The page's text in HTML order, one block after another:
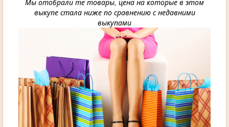
Мы отобрали те товары, цена на которые в этом
выкупе стала ниже по сравнению с недавними
выкупами